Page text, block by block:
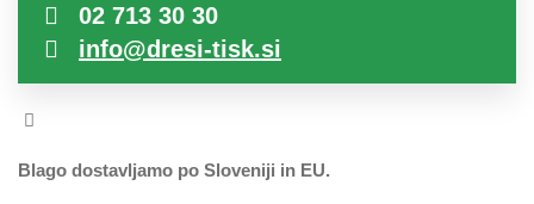
02 713 30 30
info@dresi-tisk.si
Blago dostavljamo po Sloveniji in EU.